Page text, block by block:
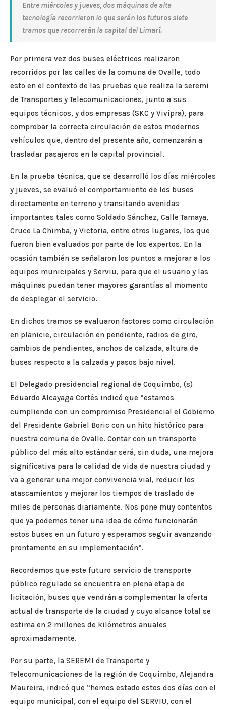
Entre miércoles y jueves, dos máquinas de alta
tecnología recorrieron lo que serán los futuros siete
tramos que recorrerán la capital del Limarí.
Por primera vez dos buses eléctricos realizaron
recorridos por las calles de la comuna de Ovalle, todo
esto en el contexto de las pruebas que realiza la seremi
de Transportes y Telecomunicaciones, junto a sus
equipos técnicos, y dos empresas (SKC y Vivipra), para
comprobar la correcta circulación de estos modernos
vehículos que, dentro del presente año, comenzarán a
trasladar pasajeros en la capital provincial.
En la prueba técnica, que se desarrolló los días miércoles
y jueves, se evaluó el comportamiento de los buses
directamente en terreno y transitando avenidas
importantes tales como Soldado Sánchez, Calle Tamaya,
Cruce La Chimba, y Victoria, entre otros lugares, los que
fueron bien evaluados por parte de los expertos. En la
ocasión también se señalaron los puntos a mejorar a los
equipos municipales y Serviu, para que el usuario y las
máquinas puedan tener mayores garantías al momento
de desplegar el servicio.
En dichos tramos se evaluaron factores como circulación
en planicie, circulación en pendiente, radios de giro,
cambios de pendientes, anchos de calzada, altura de
buses respecto a la calzada y pasos bajo nivel.
El Delegado presidencial regional de Coquimbo, (s)
Eduardo Alcayaga Cortés indicó que “estamos
cumpliendo con un compromiso Presidencial el Gobierno
del Presidente Gabriel Boric con un hito histórico para
nuestra comuna de Ovalle. Contar con un transporte
público del más alto estándar será, sin duda, una mejora
significativa para la calidad de vida de nuestra ciudad y
va a generar una mejor convivencia vial, reducir los
atascamientos y mejorar los tiempos de traslado de
miles de personas diariamente. Nos pone muy contentos
que ya podemos tener una idea de cómo funcionarán
estos buses en un futuro y esperamos seguir avanzando
prontamente en su implementación”.
Recordemos que este futuro servicio de transporte
público regulado se encuentra en plena etapa de
licitación, buses que vendrán a complementar la oferta
actual de transporte de la ciudad y cuyo alcance total se
estima en 2 millones de kilómetros anuales
aproximadamente.
Por su parte, la SEREMI de Transporte y
Telecomunicaciones de la región de Coquimbo, Alejandra
Maureira, indicó que “hemos estado estos dos días con el
equipo municipal, con el equipo del SERVIU, con el